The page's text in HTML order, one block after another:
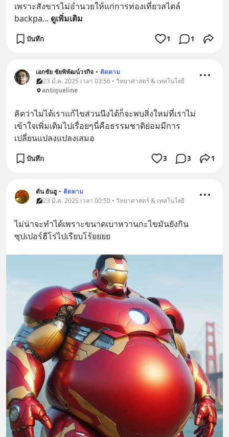
เพราะสังขารไม่อำนวยให้แก่การท่องเที่ยวสไตล์
backpa... ดูเพิ่มเติม
บันทึก 1 1
เอกชัย ชัยพิพัฒน์วรกิจ • ติดตาม
23 มี.ค. 2025 เวลา 03:56 • วิทยาศาสตร์ & เทคโนโลยี
antiqueline
คิดว่าไม่ได้เราแก้ไขส่วนนึงได้ก็จะพบสิ่งใหม่ที่เราไม่
เข้าใจเพิ่มเติมไปเรื่อยๆนี่คือธรรมชาติย่อมมีการ
เปลี่ยนแปลงแปลงเสมอ
บันทึก 3 3 1
ตัน ยันฮู • ติดตาม
23 มี.ค. 2025 เวลา 00:50 • วิทยาศาสตร์ & เทคโนโลยี
ไม่น่าจะทำได้เพราะขนาดเบาหวานกะไขมันยังกิน
ซุปเปอร์ฮีโร่ไปเรียบโร้ยยยย